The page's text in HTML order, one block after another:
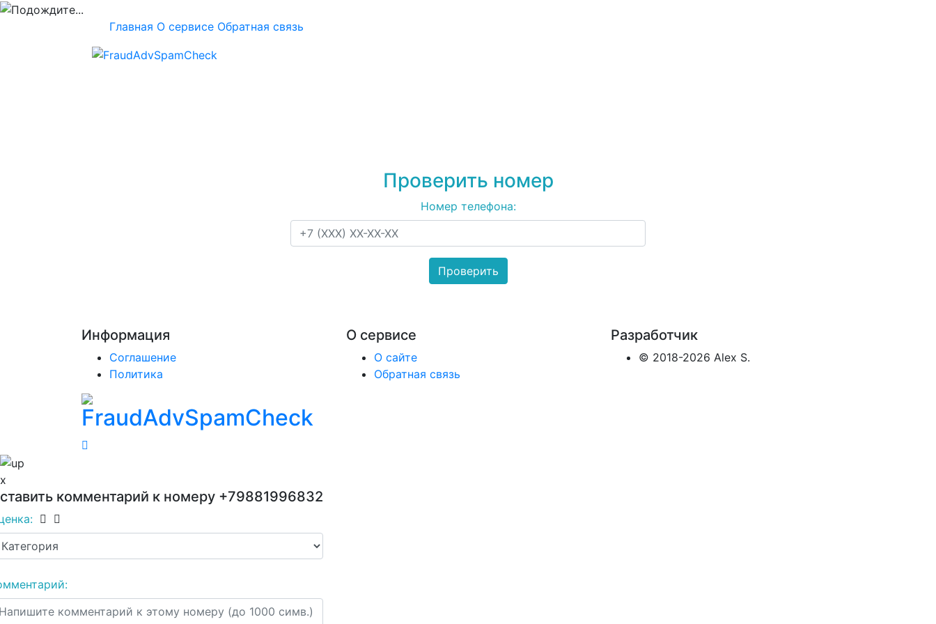
Главная О сервисе Обратная связь
Проверить номер
Номер телефона:
Информация
Соглашение
Политика
О сервисе
О сайте
Обратная связь
Разработчик
© 2018-2026 Alex S.
x
комментарий к номеру +79881996832